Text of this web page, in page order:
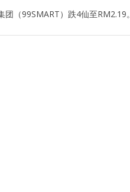
（99SMART）跌4仙至RM2.19。